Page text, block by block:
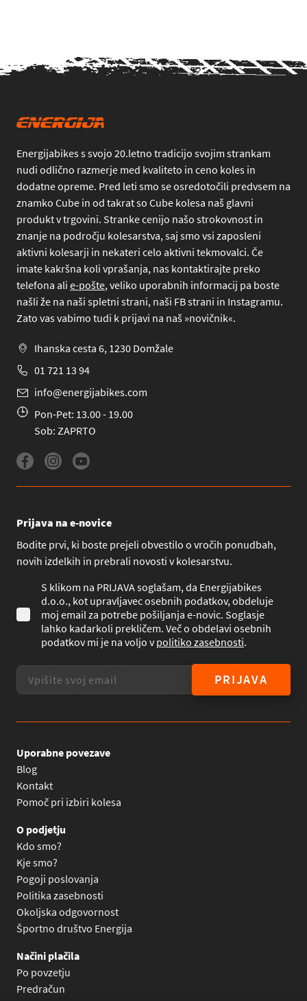
Energijabikes s svojo 20.letno tradicijo svojim strankam
nudi odlično razmerje med kvaliteto in ceno koles in
dodatne opreme. Pred leti smo se osredotočili predvsem na
znamko Cube in od takrat so Cube kolesa naš glavni
produkt v trgovini. Stranke cenijo našo strokovnost in
znanje na področju kolesarstva, saj smo vsi zaposleni
aktivni kolesarji in nekateri celo aktivni tekmovalci. Če
imate kakršna koli vprašanja, nas kontaktirajte preko
telefona ali e-pošte, veliko uporabnih informacij pa boste
našli že na naši spletni strani, naši FB strani in Instagramu.
Zato vas vabimo tudi k prijavi na naš »novičnik«.
Ihanska cesta 6, 1230 Domžale
01 721 13 94
info@energijabikes.com
Pon-Pet: 13.00 - 19.00
Sob: ZAPRTO
Prijava na e-novice
Bodite prvi, ki boste prejeli obvestilo o vročih ponudbah,
novih izdelkih in prebrali novosti v kolesarstvu.
S klikom na PRIJAVA soglašam, da Energijabikes
d.o.o., kot upravljavec osebnih podatkov, obdeluje
moj email za potrebe pošiljanja e-novic. Soglasje
lahko kadarkoli prekličem. Več o obdelavi osebnih
podatkov mi je na voljo vpolitiko zasebnosti.
PRIJAVA
Uporabne povezave
Blog
Kontakt
Pomoč pri izbiri kolesa
O podjetju
Kdo smo?
Kje smo?
Pogoji poslovanja
Politika zasebnosti
Okoljska odgovornost
Športno društvo Energija
Načini plačila
Po povzetju
Predračun